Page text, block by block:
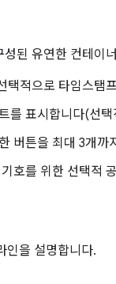
된 유연한 컨테이
택적으로 타임스탬
를 표시합니다(선
버튼을 최대 3개
호를 위한 선택적
인을 설명합니다.